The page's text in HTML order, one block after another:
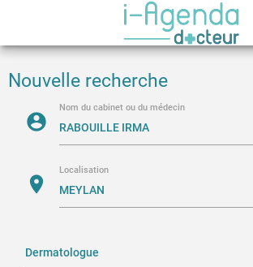
Nouvelle recherche
account_circle
Nom du cabinet ou du médecin
location_on
Localisation